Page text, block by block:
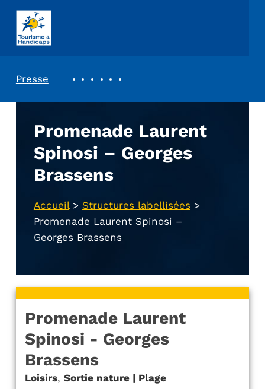
ASSOCIATION TOURISME ET HANDICAPS
Presse
Promenade Laurent
Spinosi – Georges
Brassens
Accueil> Structures labellisées >
Promenade Laurent Spinosi –
Georges Brassens
Promenade Laurent
Spinosi - Georges
Brassens
Loisirs, Sortie nature | Plage